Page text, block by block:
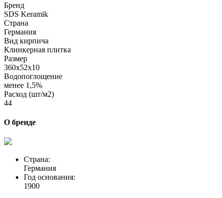
Бренд
SDS Keramik
Страна
Германия
Вид кирпича
Клинкерная плитка
Размер
360x52x10
Водопоглощение
менее 1,5%
Расход (шт/м2)
44
О бренде
Страна:
Германия
Год основания:
1900